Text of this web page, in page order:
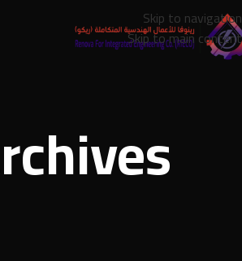
Skip to navigation
Skip to main content